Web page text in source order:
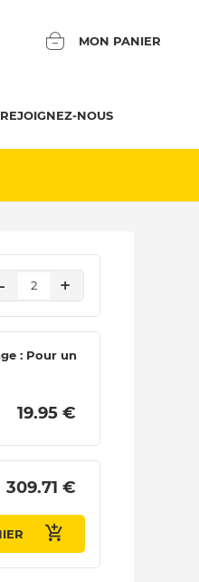
MON PANIER
REJOIGNEZ-NOUS
- 2 +
: Pour un
19.95 €
309.71 €